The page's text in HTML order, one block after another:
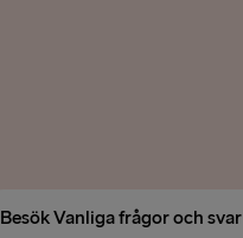
Besök Vanliga frågor och svar